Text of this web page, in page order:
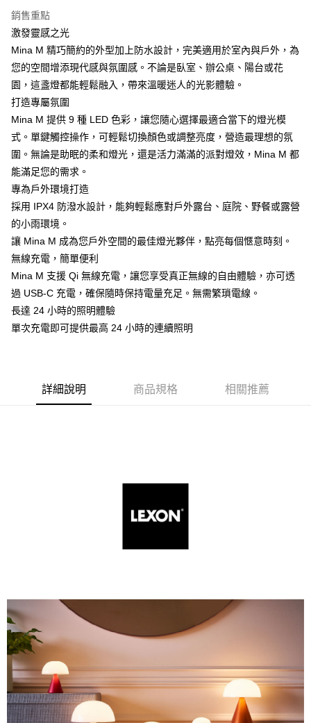
台灣樂天信用卡公司
玉山商業銀行
台灣樂天信用卡公司
每筆NT$80，滿NT$1,000(含以上)免運費
付款後7-11取貨
每筆NT$80，滿NT$1,000(含以上)免運費
每筆NT$120，滿NT$1,000(含以上)免運費
黑貓宅配(離島)
每筆NT$250，滿NT$2,000(含以上)免運費
付款後門市自取
每筆NT$120，滿NT$1,000(含以上)免運費
銷售重點
激發靈感之光
Mina M 精巧簡約的外型加上防水設計，完美適用於室內與戶外，為
您的空間增添現代感與氛圍感。不論是臥室、辦公桌、陽台或花
園，這盞燈都能輕鬆融入，帶來溫暖迷人的光影體驗。
打造專屬氛圍
Mina M 提供 9 種 LED 色彩，讓您隨心選擇最適合當下的燈光模
式。單鍵觸控操作，可輕鬆切換顏色或調整亮度，營造最理想的氛
圍。無論是助眠的柔和燈光，還是活力滿滿的派對燈效，Mina M 都
能滿足您的需求。
專為戶外環境打造
採用 IPX4 防潑水設計，能夠輕鬆應對戶外露台、庭院、野餐或露營
的小雨環境。
讓 Mina M 成為您戶外空間的最佳燈光夥伴，點亮每個愜意時刻。
無線充電，簡單便利
Mina M 支援 Qi 無線充電，讓您享受真正無線的自由體驗，亦可透
過 USB-C 充電，確保隨時保持電量充足。無需繁瑣電線。
長達 24 小時的照明體驗
單次充電即可提供最高 24 小時的連續照明
詳細說明 商品規格 相關推薦